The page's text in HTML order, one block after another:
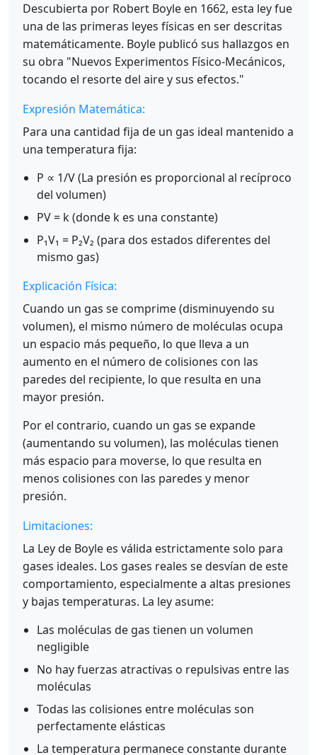
Descubierta por Robert Boyle en 1662, esta ley fue
una de las primeras leyes físicas en ser descritas
matemáticamente. Boyle publicó sus hallazgos en
su obra "Nuevos Experimentos Físico-Mecánicos,
tocando el resorte del aire y sus efectos."
Expresión Matemática:
Para una cantidad fija de un gas ideal mantenido a
una temperatura fija:
P ∝ 1/V (La presión es proporcional al recíproco
del volumen)
PV = k (donde k es una constante)
P₁V₁ = P₂V₂ (para dos estados diferentes del
mismo gas)
Explicación Física:
Cuando un gas se comprime (disminuyendo su
volumen), el mismo número de moléculas ocupa
un espacio más pequeño, lo que lleva a un
aumento en el número de colisiones con las
paredes del recipiente, lo que resulta en una
mayor presión.
Por el contrario, cuando un gas se expande
(aumentando su volumen), las moléculas tienen
más espacio para moverse, lo que resulta en
menos colisiones con las paredes y menor
presión.
Limitaciones:
La Ley de Boyle es válida estrictamente solo para
gases ideales. Los gases reales se desvían de este
comportamiento, especialmente a altas presiones
y bajas temperaturas. La ley asume:
Las moléculas de gas tienen un volumen
negligible
No hay fuerzas atractivas o repulsivas entre las
moléculas
Todas las colisiones entre moléculas son
perfectamente elásticas
La temperatura permanece constante durante